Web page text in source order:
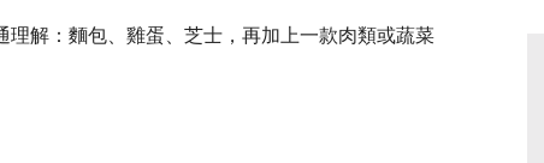
解：麵包、雞蛋、芝士，再加上一款肉類或蔬菜